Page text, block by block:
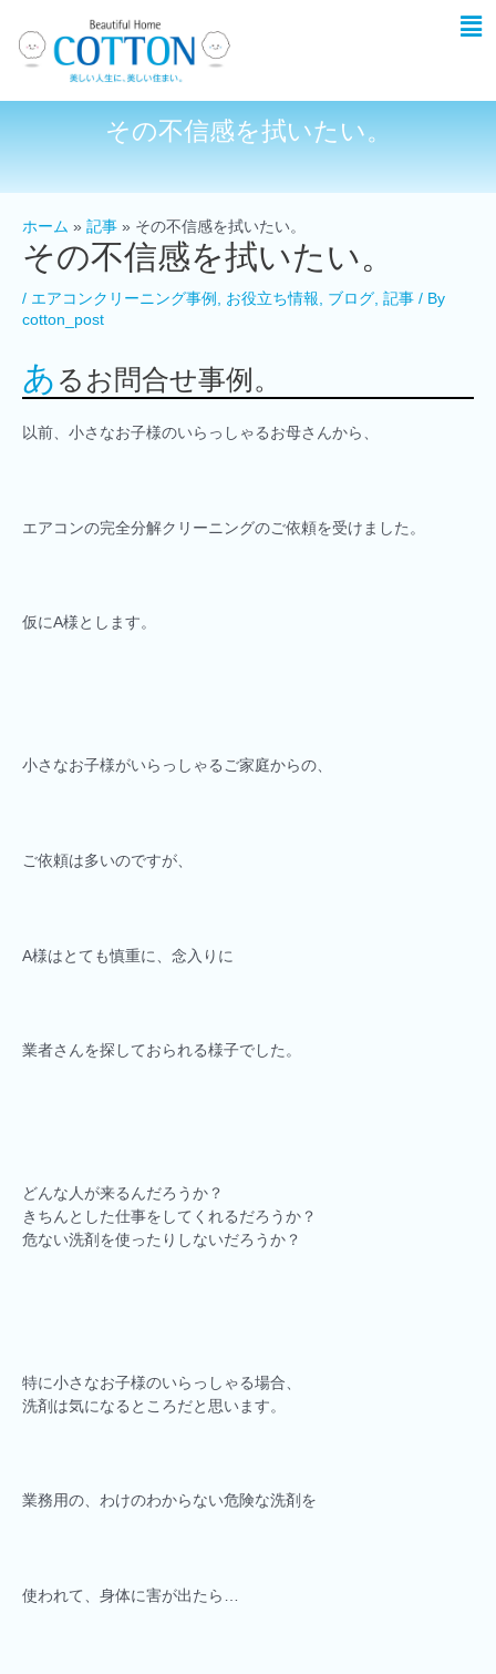
その不信感を拭いたい。
ホーム 記事 その不信感を拭いたい。
その不信感を拭いたい。
/ エアコンクリーニング事例 お役立ち情報 ブログ 記事 / By
cotton_post
あ るお問合せ事例。
以前、小さなお子様のいらっしゃるお母さんから、
エアコンの完全分解クリーニングのご依頼を受けました。
仮にA様とします。
小さなお子様がいらっしゃるご家庭からの、
ご依頼は多いのですが、
A様はとても慎重に、念入りに
業者さんを探しておられる様子でした。
どんな人が来るんだろうか？
きちんとした仕事をしてくれるだろうか？
危ない洗剤を使ったりしないだろうか？
特に小さなお子様のいらっしゃる場合、
洗剤は気になるところだと思います。
業務用の、わけのわからない危険な洗剤を
使われて、身体に害が出たら…